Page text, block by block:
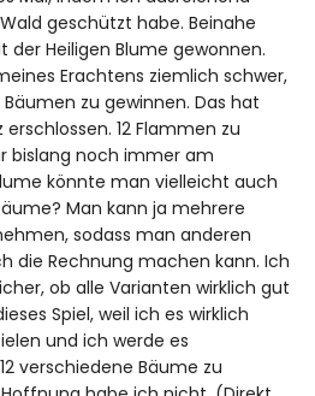
geschützt habe. Beinahe
Heiligen Blume gewonnen.
Erachtens ziemlich schwer,
zu gewinnen. Das hat
12 Flammen zu
bislang noch immer am
könnte man vielleicht auch
Man kann ja mehrere
sodass man anderen
die Rechnung machen kann. Ich
ob alle Varianten wirklich gut
Spiel, weil ich es wirklich
und ich werde es
verschiedene Bäume zu